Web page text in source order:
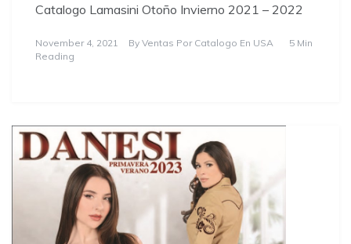
Catalogo Lamasini Otoño Invierno 2021 – 2022
November 4, 2021 By Ventas Por Catalogo En USA
5 Min
Reading